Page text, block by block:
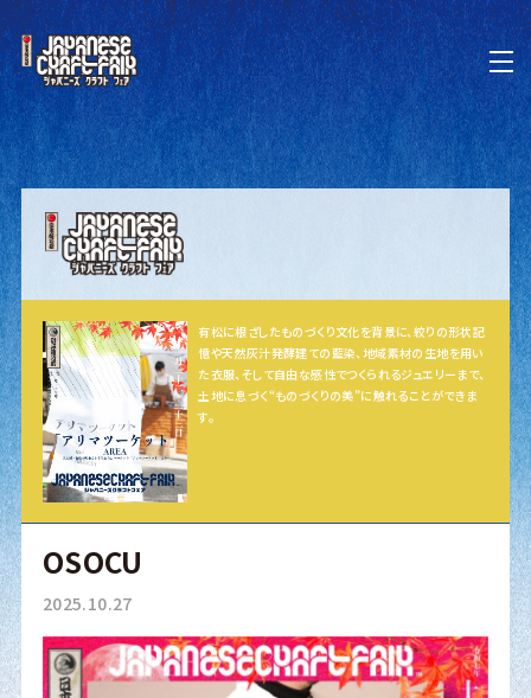
有松に根ざしたものづくり文化を背景に、絞りの形状記
憶や天然灰汁発酵建ての藍染、地域素材の生地を用い
た衣服、そして自由な感性でつくられるジュエリーまで、
土地に息づく“ものづくりの美”に触れることができま
す。
OSOCU
2025.10.27